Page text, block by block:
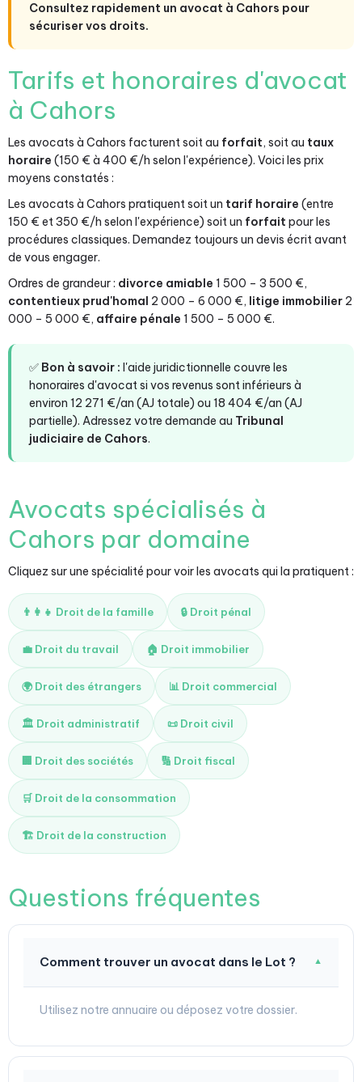
Consultez rapidement un avocat à Cahors pour
sécuriser vos droits.
Tarifs et honoraires d'avocat
à Cahors
Les avocats à Cahors facturent soit au forfait, soit au taux
horaire (150 € à 400 €/h selon l'expérience). Voici les prix
moyens constatés :
Les avocats à Cahors pratiquent soit un tarif horaire (entre
150 € et 350 €/h selon l'expérience) soit un forfait pour les
procédures classiques. Demandez toujours un devis écrit avant
de vous engager.
Ordres de grandeur : divorce amiable 1 500 – 3 500 €,
contentieux prud'homal 2 000 – 6 000 €, litige immobilier 2
000 – 5 000 €, affaire pénale 1 500 – 5 000 €.
✅ Bon à savoir : l'aide juridictionnelle couvre les
honoraires d'avocat si vos revenus sont inférieurs à
environ 12 271 €/an (AJ totale) ou 18 404 €/an (AJ
partielle). Adressez votre demande au Tribunal
judiciaire de Cahors.
Avocats spécialisés à
Cahors par domaine
Cliquez sur une spécialité pour voir les avocats qui la pratiquent :
👨‍👩‍👧 Droit de la famille 🔒 Droit pénal
💼 Droit du travail 🏠 Droit immobilier
🌍 Droit des étrangers 📊 Droit commercial
🏛️ Droit administratif 📜 Droit civil
🏢 Droit des sociétés 🔢 Droit fiscal
🛒 Droit de la consommation
🏗️ Droit de la construction
Questions fréquentes
Comment trouver un avocat dans le Lot ? ▼
Utilisez notre annuaire ou déposez votre dossier.